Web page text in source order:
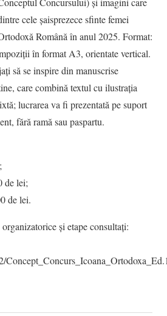
cele șaisprezece sfinte femei
Română în anul 2025. Format:
în format A3, orientate vertical.
să se inspire din manuscrise
care combină textul cu ilustrația
lucrarea va fi prezentată pe suport
fără ramă sau paspartu.
de lei;
de lei.
și etape consultați: